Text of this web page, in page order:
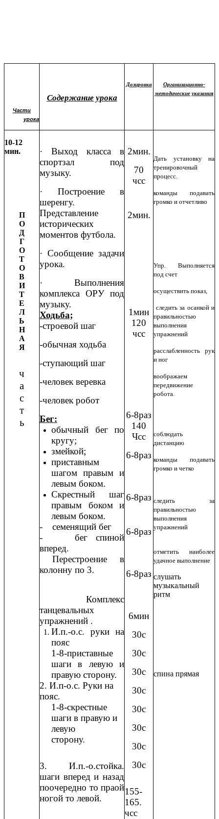
Части
урока
Содержание урока
Дозировка
Организационно-
методические указания
10-12
мин.
П
О
Д
Г
О
Т
О
В
И
Т
Е
Л
Ь
Н
А
Я
ч
а
с
т
ь
· Выход класса в
спортзал под
музыку.
· Построение в
шеренгу.
Представление
исторических
моментов футбола.
· Сообщение задачи
урока.
· Выполнения
комплекса ОРУ под
музыку.
Ходьба;
-строевой шаг
-обычная ходьба
-ступающий шаг
-человек веревка
-человек робот
Бег:
обычный бег по
кругу;
змейкой;
приставным
шагом правым и
левым боком.
Скрестный шаг
правым боком и
левым боком.
- семенящий бег
- бег спиной
вперед.
Перестроение в
колонну по 3.
Комплекс
танцевальных
упражнений .
И.п.-о.с. руки на
пояс
1-8-приставные
шаги в левую и
правую сторону.
2. И.п-о.с. Руки на
пояс.
1-8-скрестные
шаги в правую и
левую
сторону.
3. И.п.-о.стойка.
шаги вперед и назад
поочередно то праой
ногой то левой.
2мин.
70
чсс
2мин.
1мин
120
чсс
6-8раз
140
Чсс
6-8раз
6-8раз
6-8раз
6-8раз
6мин
30с
30с
30с
30с
30с
30с
30с
30с
155-
165.
чсс
Дать установку на
тренировочный
процесс.
команды подавать
громко и отчетливо
Упр. Выполняется
под счет
осуществить показ,
следить за осанкой и
правильностью
выполнения
упражнений
расслабленность рук
и ног
воображаем
передвижение
робота.
соблюдать
дистанцию
команды подавать
громко и четко
следить за
правильностью
выполнения
упражнений
отметить наиболее
удачное выполнение
слушать
музыкальный
ритм
спина прямая